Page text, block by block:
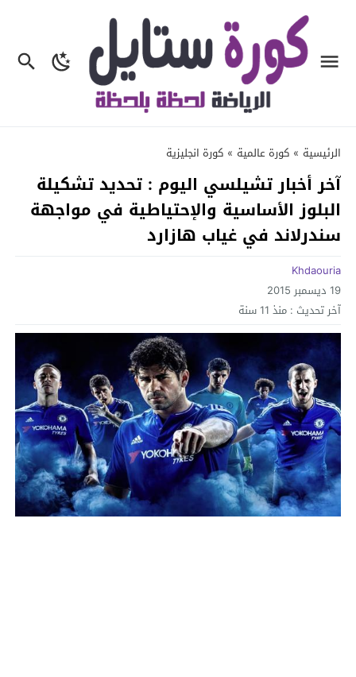
الرئيسية » كورة عالمية » كورة انجليزية
آخر أخبار تشيلسي اليوم : تحديد تشكيلة
البلوز الأساسية والإحتياطية في مواجهة
سندرلاند في غياب هازارد
Khdaouria
19 ديسمبر 2015
آخر تحديث : منذ 11 سنة